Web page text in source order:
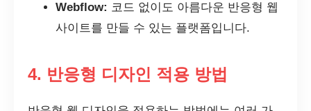
Webflow: 코드 없이도 아름다운 반응형 웹
사이트를 만들 수 있는 플랫폼입니다.
4. 반응형 디자인 적용 방법